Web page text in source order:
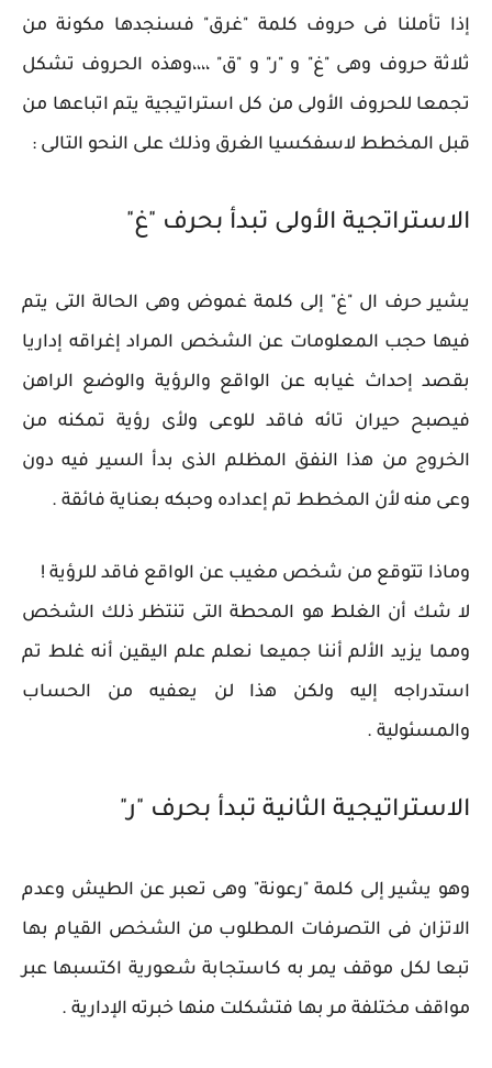
إذا تأملنا فى حروف كلمة "غرق" فسنجدها مكونة من
ثلاثة حروف وهى "غ" و "ر" و "ق" ،،،،وهذه الحروف تشكل
تجمعا للحروف الأولى من كل استراتيجية يتم اتباعها من
قبل المخطط لاسفكسيا الغرق وذلك على النحو التالى :
الاستراتجية الأولى تبدأ بحرف "غ"
يشير حرف ال "غ" إلى كلمة غموض وهى الحالة التى يتم
فيها حجب المعلومات عن الشخص المراد إغراقه إداريا
بقصد إحداث غيابه عن الواقع والرؤية والوضع الراهن
فيصبح حيران تائه فاقد للوعى ولأى رؤية تمكنه من
الخروج من هذا النفق المظلم الذى بدأ السير فيه دون
وعى منه لأن المخطط تم إعداده وحبكه بعناية فائقة .
وماذا تتوقع من شخص مغيب عن الواقع فاقد للرؤية !
لا شك أن الغلط هو المحطة التى تنتظر ذلك الشخص
ومما يزيد الألم أننا جميعا نعلم علم اليقين أنه غلط تم
استدراجه إليه ولكن هذا لن يعفيه من الحساب
والمسئولية .
الاستراتيجية الثانية تبدأ بحرف "ر"
وهو يشير إلى كلمة "رعونة" وهى تعبر عن الطيش وعدم
الاتزان فى التصرفات المطلوب من الشخص القيام بها
تبعا لكل موقف يمر به كاستجابة شعورية اكتسبها عبر
مواقف مختلفة مر بها فتشكلت منها خبرته الإدارية .